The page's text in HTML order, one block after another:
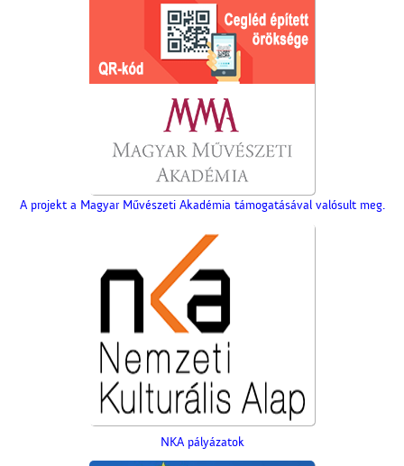
A projekt a Magyar Művészeti Akadémia támogatásával valósult meg.
NKA pályázatok